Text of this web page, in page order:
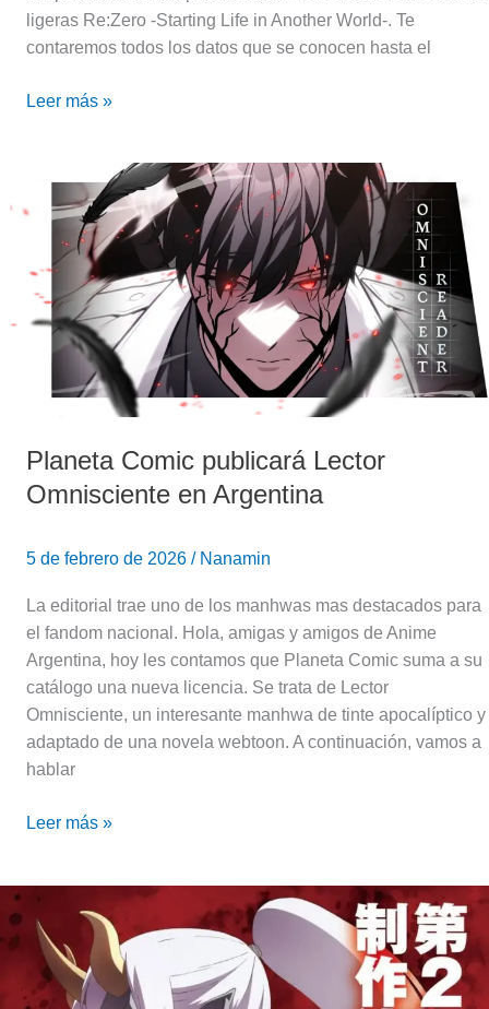
ligeras Re:Zero -Starting Life in Another World-. Te
contaremos todos los datos que se conocen hasta el
Leer más »
Planeta Comic publicará Lector
Omnisciente en Argentina
5 de febrero de 2026 / Nanamin
La editorial trae uno de los manhwas mas destacados para
el fandom nacional. Hola, amigas y amigos de Anime
Argentina, hoy les contamos que Planeta Comic suma a su
catálogo una nueva licencia. Se trata de Lector
Omnisciente, un interesante manhwa de tinte apocalíptico y
adaptado de una novela webtoon. A continuación, vamos a
hablar
Comic
publicará
Lector
Omnisciente
Argentina
Leer más »
Re:Monster
Temporada